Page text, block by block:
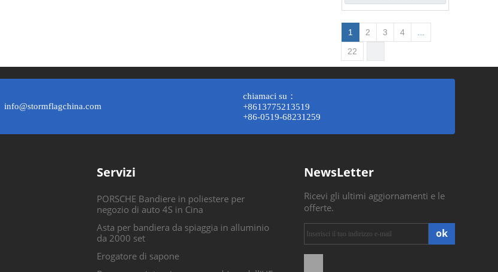
1 2 3 4
22
info@stormflagchina.com
chiamaci su：
+8613775213519
+86-0519-68231259
Servizi
PORSCHE Bandiere in poliestere per
negozio di auto 4S in Cina
Asta per bandiera da spiaggia in alluminio
da 2000 set
Erogatore di sapone
NewsLetter
Ricevi gli ultimi aggiornamenti e le
offerte.
ok